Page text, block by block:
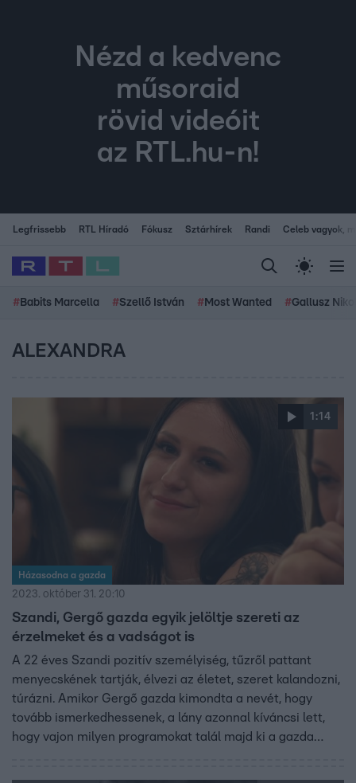
Nézd a kedvenc
műsoraid
rövid videóit
az RTL.hu-n!
Legfrissebb RTL Híradó Fókusz Sztárhírek Randi Celeb vagyok,
# Babits Marcella #Szellő István # Most Wanted #Gallusz
ALEXANDRA
1:14
Házasodna a gazda
2023. október 31. 20:10
Szandi, Gergő gazda egyik jelöltje szereti az
érzelmeket és a vadságot is
A 22 éves Szandi pozitív személyiség, tűzről pattant
menyecskének tartják, élvezi az életet, szeret kalandozni,
túrázni. Amikor Gergő gazda kimondta a nevét, hogy
tovább ismerkedhessenek, a lány azonnal kíváncsi lett,
hogy vajon milyen programokat talál majd ki a gazda